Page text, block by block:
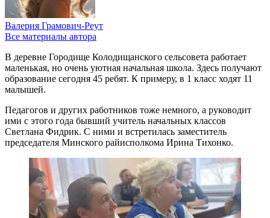
Валерия Грамович-Реут
Все материалы автора
В деревне Городище Колодищанского сельсовета работает
маленькая, но очень уютная начальная школа. Здесь получают
образование сегодня 45 ребят. К примеру, в 1 класс ходят 11
малышей.
Педагогов и других работников тоже немного, а руководит
ими с этого года бывший учитель начальных классов
Светлана Фидрик. С ними и встретилась заместитель
председателя Минского райисполкома Ирина Тихонко.